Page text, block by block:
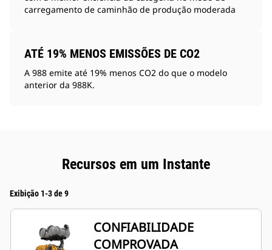
carregamento de caminhão de produção moderada
ATÉ 19% MENOS EMISSÕES DE CO2
A 988 emite até 19% menos CO2 do que o modelo
anterior da 988K.
Recursos em um Instante
Exibição 1-3 de 9
CONFIABILIDADE
COMPROVADA